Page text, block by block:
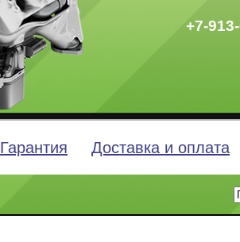
+7-
Гарантия Доставка и оплата